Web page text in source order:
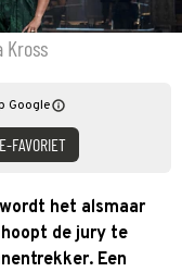
Kross
Google
FAVORIET
het alsmaar
de jury te
Een